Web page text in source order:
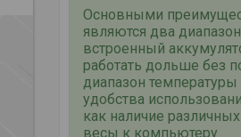
Основными
являются два
встроенный
работать дольше без
диапазон
удобства
как наличие
весы к компьютеру.